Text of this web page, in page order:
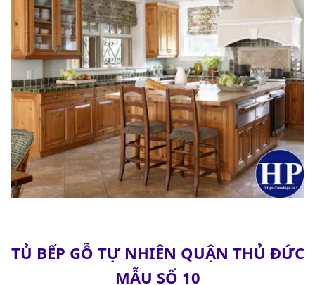
TỦ BẾP GỖ TỰ NHIÊN QUẬN THỦ ĐỨC
MẪU SỐ 10